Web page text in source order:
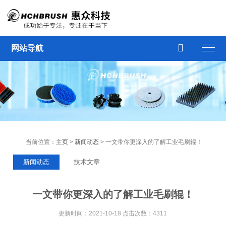
网站导航 
当前位置： 主页 > 新闻动态 > 一文带你更深入的了解工业毛刷辊！
新闻动态 技术文章
一文带你更深入的了解工业毛刷辊！
更新时间：2021-10-18 点击次数：4311